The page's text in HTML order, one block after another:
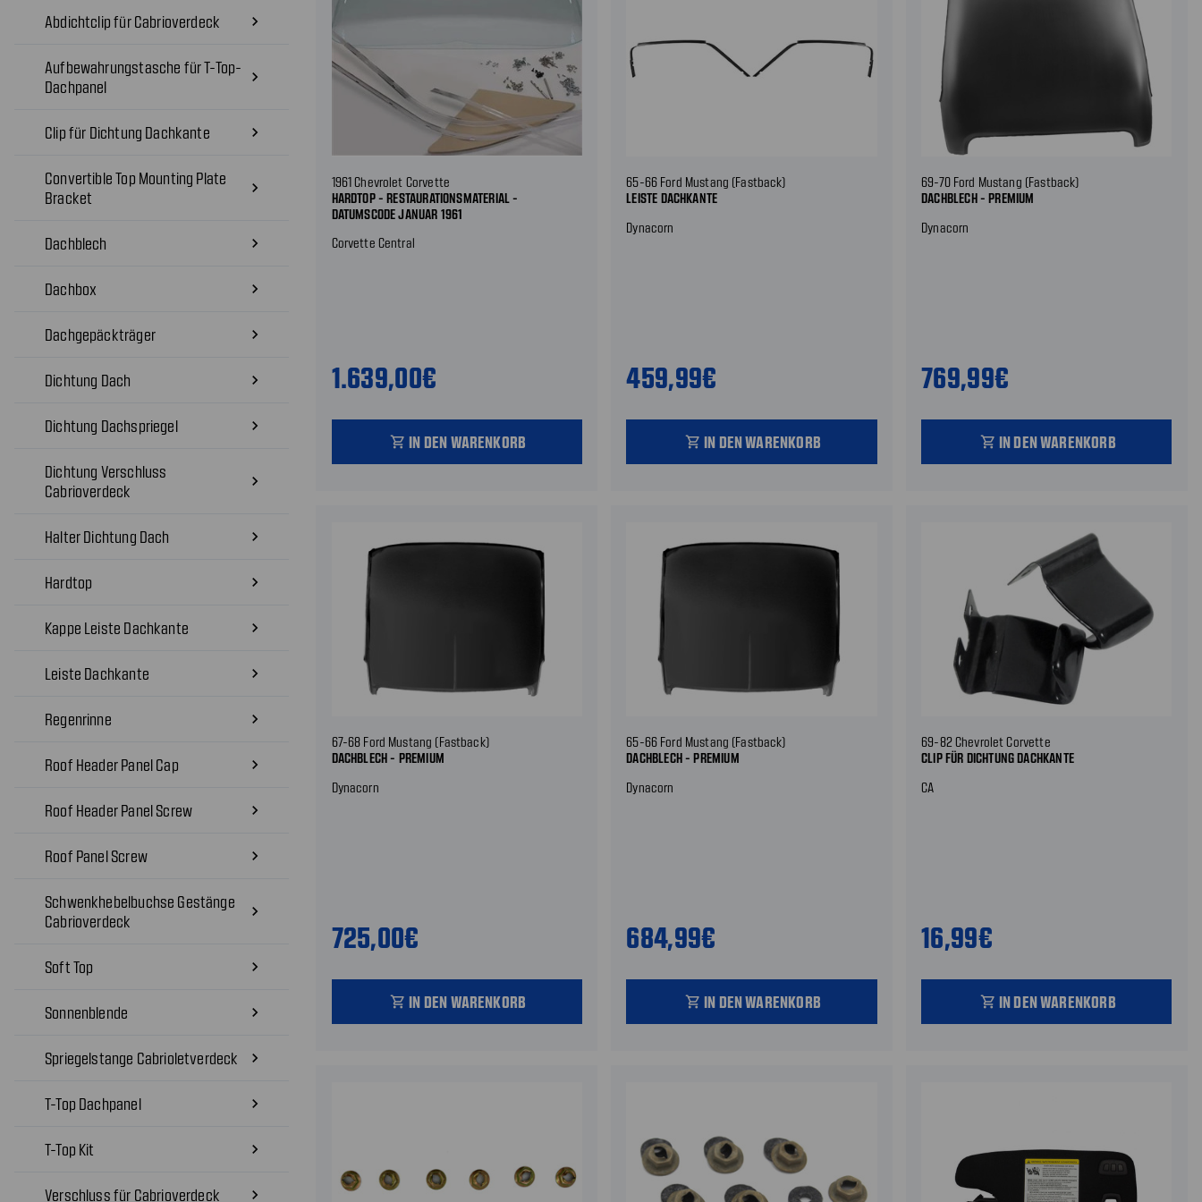
Abdichtclip für Cabrioverdeck navigate_next
Aufbewahrungstasche für T-Top-
Dachpanel
navigate_next
Clip für Dichtung Dachkante navigate_next
Convertible Top Mounting Plate
Bracket
navigate_next
Dachblech navigate_next
Dachbox navigate_next
Dachgepäckträger navigate_next
Dichtung Dach navigate_next
Dichtung Dachspriegel navigate_next
Dichtung Verschluss
Cabrioverdeck
navigate_next
Halter Dichtung Dach navigate_next
Hardtop navigate_next
Kappe Leiste Dachkante navigate_next
Leiste Dachkante navigate_next
Regenrinne navigate_next
Roof Header Panel Cap navigate_next
Roof Header Panel Screw navigate_next
Roof Panel Screw navigate_next
Schwenkhebelbuchse Gestänge
Cabrioverdeck
navigate_next
Soft Top navigate_next
Sonnenblende navigate_next
Spriegelstange Cabrioletverdeck navigate_next
T-Top Dachpanel navigate_next
T-Top Kit navigate_next
Verschluss für Cabrioverdeck navigate_next
1961 Chevrolet Corvette
HARDTOP - RESTAURATIONSMATERIAL -
DATUMSCODE JANUAR 1961
Corvette Central
1.639,00€
shopping_cart IN DEN WARENKORB
65-66 Ford Mustang (Fastback)
LEISTE DACHKANTE
Dynacorn
459,99€
shopping_cart IN DEN WARENKORB
69-70 Ford Mustang (Fastback)
DACHBLECH - PREMIUM
Dynacorn
769,99€
shopping_cart IN DEN WARENKORB
67-68 Ford Mustang (Fastback)
DACHBLECH - PREMIUM
Dynacorn
725,00€
shopping_cart IN DEN WARENKORB
65-66 Ford Mustang (Fastback)
DACHBLECH - PREMIUM
Dynacorn
684,99€
shopping_cart IN DEN WARENKORB
69-82 Chevrolet Corvette
CLIP FÜR DICHTUNG DACHKANTE
CA
16,99€
shopping_cart IN DEN WARENKORB